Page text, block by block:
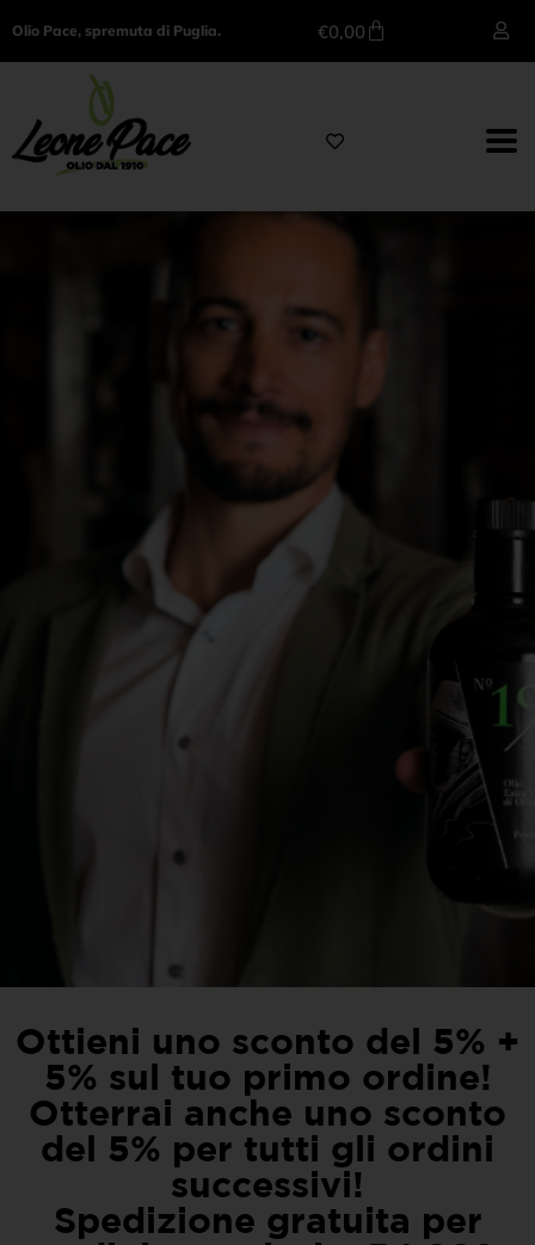
Olio Pace, spremuta di Puglia. €0,00
Shop
Il miglior olio extravergine di oliva
italiano, al prezzo più vantaggioso.
NUOVA PRODUZIONE 2025-2026
Ottieni uno sconto del 5% +
5% sul tuo primo ordine!
Otterrai anche uno sconto
del 5% per tutti gli ordini
successivi!
Spedizione gratuita per